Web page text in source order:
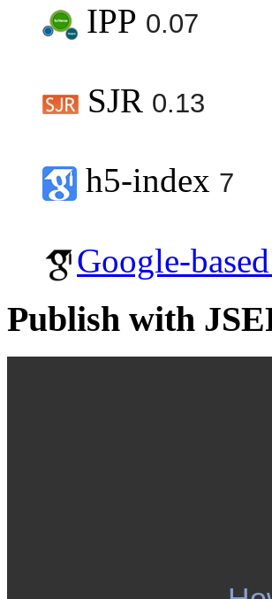
IPP 0.07
SJR 0.13
h5-index 7
Google-
Publish with